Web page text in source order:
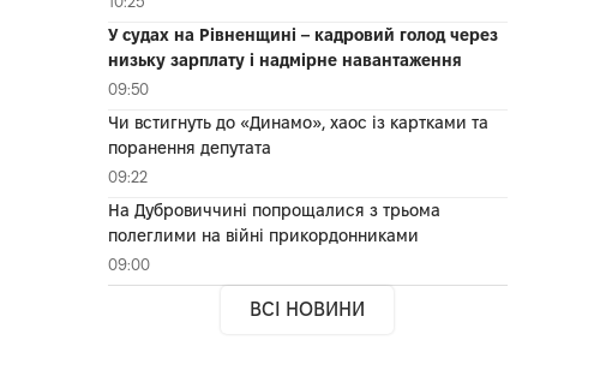
У судах на Рівненщині – кадровий голод через
низьку зарплату і надмірне навантаження
09:50
Чи встигнуть до «Динамо», хаос із картками та
поранення депутата
09:22
На Дубровиччині попрощалися з трьома
полеглими на війні прикордонниками
09:00
ВСІ НОВИНИ